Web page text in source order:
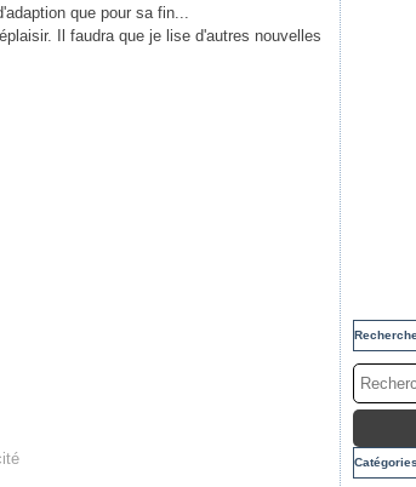
que pour sa fin...
Il faudra que je lise d'autres nouvelles
Catégories